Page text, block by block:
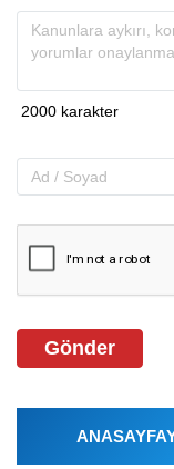
Gönder